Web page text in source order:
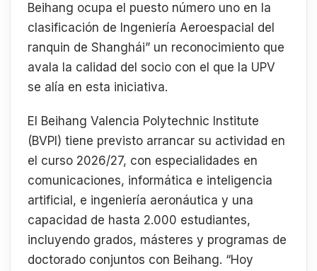
Beihang ocupa el puesto número uno en la
clasificación de Ingeniería Aeroespacial del
ranquin de Shanghái” un reconocimiento que
avala la calidad del socio con el que la UPV
se alía en esta iniciativa.
El Beihang Valencia Polytechnic Institute
(BVPI) tiene previsto arrancar su actividad en
el curso 2026/27, con especialidades en
comunicaciones, informática e inteligencia
artificial, e ingeniería aeronáutica y una
capacidad de hasta 2.000 estudiantes,
incluyendo grados, másteres y programas de
doctorado conjuntos con Beihang. “Hoy